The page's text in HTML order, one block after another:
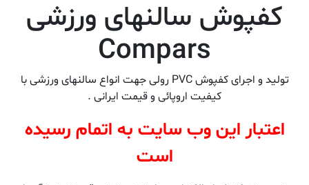
کفپوش سالنهای ورزشی
Compars
تولید و اجرای کفپوش PVC رولی جهت انواع سالنهای ورزشی با
کیفیت اروپائی و قیمت ایرانی .
اعتبار این وب سایت به اتمام رسیده
است